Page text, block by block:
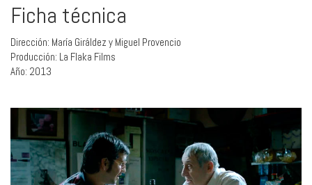
Ficha técnica
Dirección: María Giráldez y Miguel Provencio
Producción: La Flaka Films
Año: 2013